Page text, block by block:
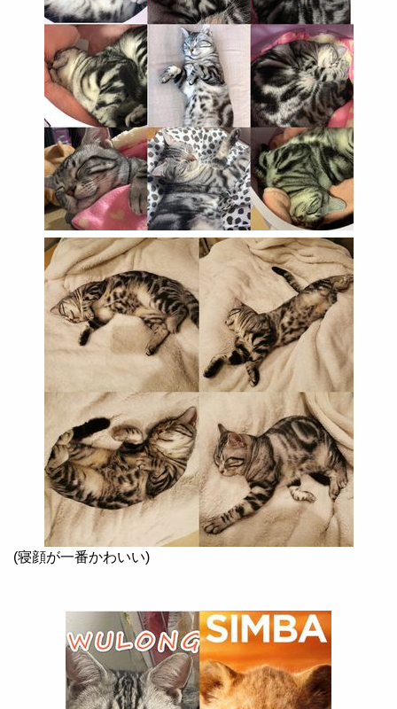
(寝顔が一番かわいい)